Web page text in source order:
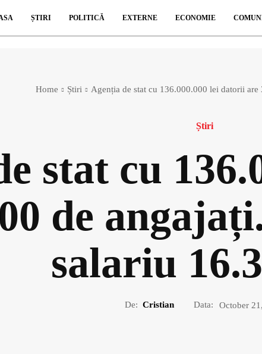
ȘTIRI POLITICĂ EXTERNE ECONOMIE
Home Știri Agenția de stat cu 136.000.000 lei datorii
Știri
stat cu
de
salariu
De: Cristian Data: October